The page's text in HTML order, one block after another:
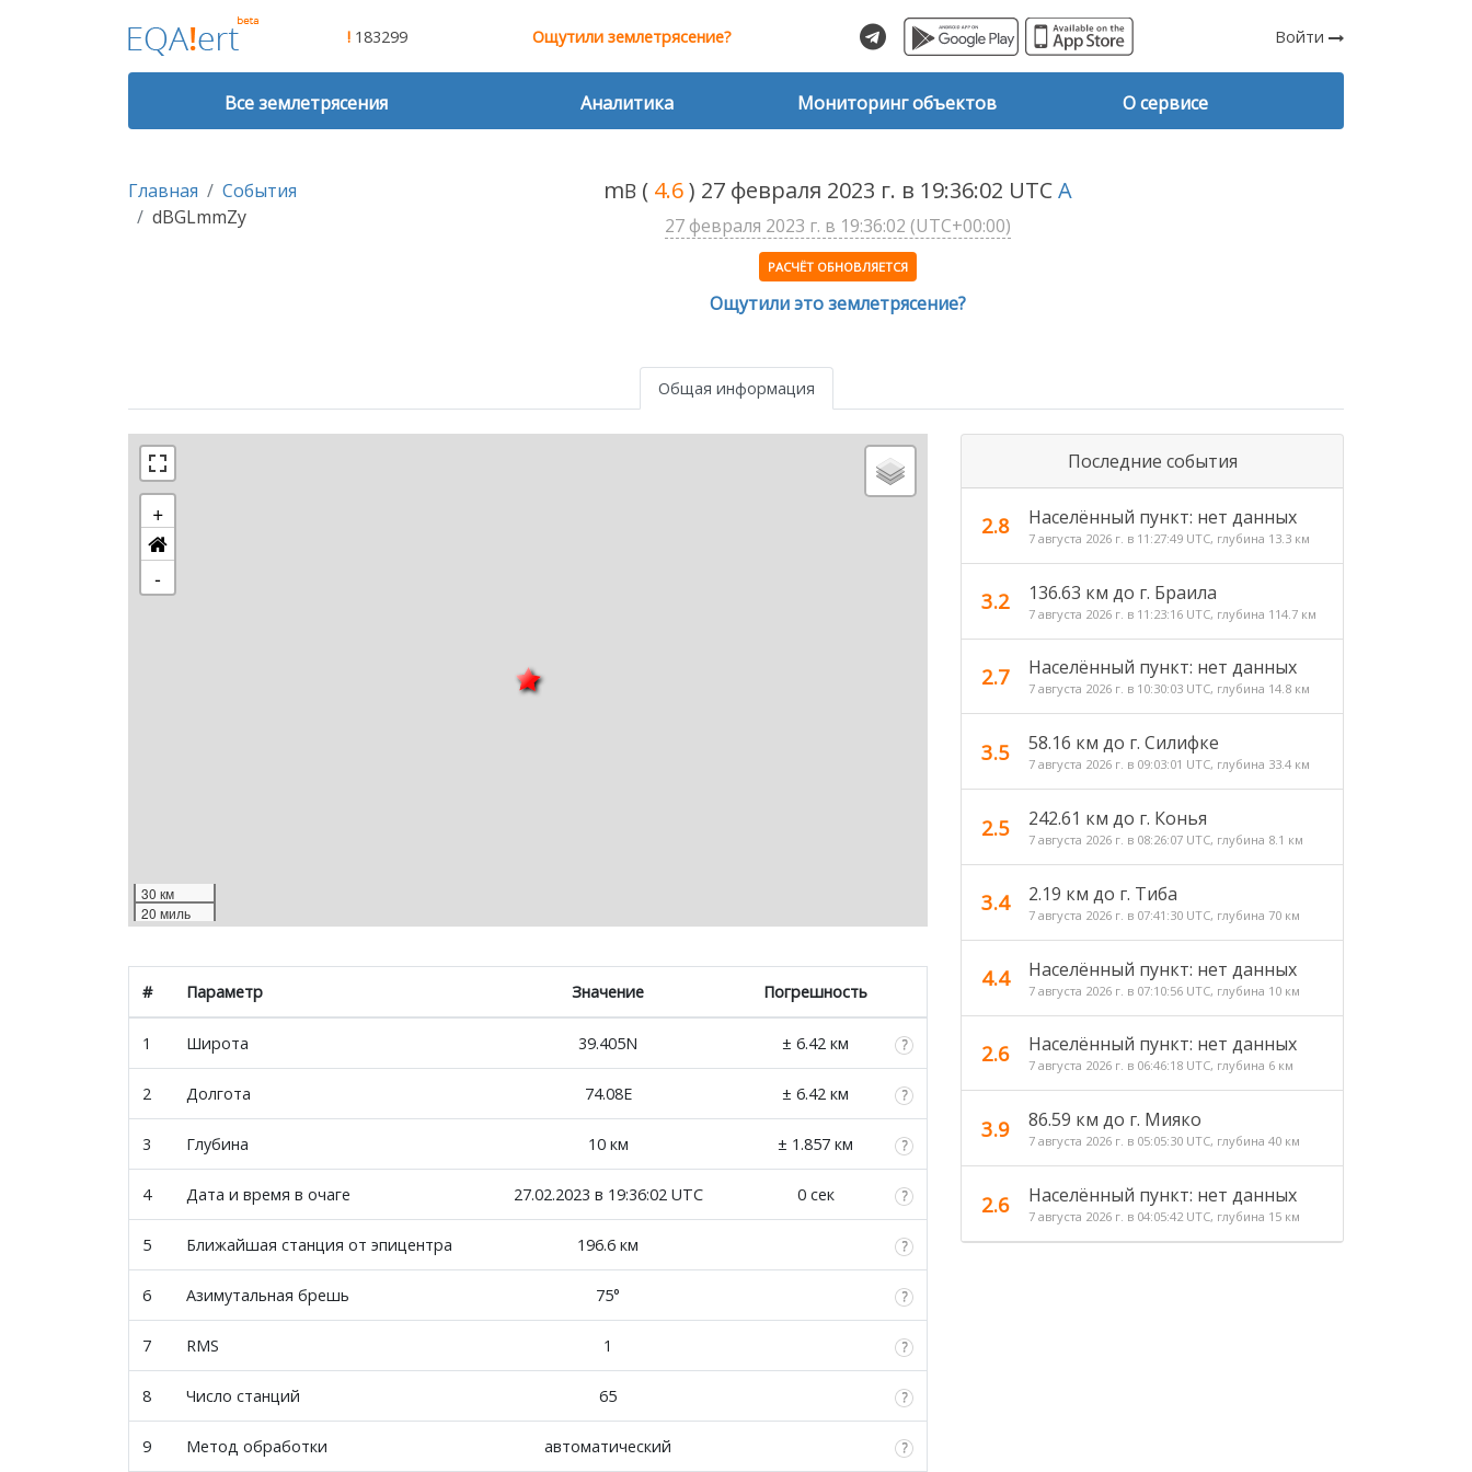
! 183299 Ощутили землетрясение? Войти
Все землетрясения Аналитика Мониторинг объектов О сервисе
Главная
События
dBGLmmZy
mB ( 4.6) 27 февраля 2023 г. в 19:36:02 UTCA
27 февраля 2023 г. в 19:36:02 (UTC+00:00)
РАСЧЁТ ОБНОВЛЯЕТСЯ
Ощутили это землетрясение?
Общая информация
+
-
30 км
20 миль
# Параметр Значение Погрешность
1 Широта 39.405N ± 6.42 км
2 Долгота 74.08E ± 6.42 км
3 Глубина 10 км ± 1.857 км
4 Дата и время в очаге 27.02.2023 в 19:36:02 UTC 0 сек
5 Ближайшая станция от эпицентра 196.6 км
6 Азимутальная брешь 75°
7 RMS 1
8 Число станций 65
9 Метод обработки автоматический
Последние события
2.8 Населённый пункт: нет данных
7 августа 2026 г. в 11:27:49 UTC, глубина 13.3 км
3.2 136.63 км до г. Браила
7 августа 2026 г. в 11:23:16 UTC, глубина 114.7 км
2.7 Населённый пункт: нет данных
7 августа 2026 г. в 10:30:03 UTC, глубина 14.8 км
3.5 58.16 км до г. Силифке
7 августа 2026 г. в 09:03:01 UTC, глубина 33.4 км
2.5 242.61 км до г. Конья
7 августа 2026 г. в 08:26:07 UTC, глубина 8.1 км
3.4 2.19 км до г. Тиба
7 августа 2026 г. в 07:41:30 UTC, глубина 70 км
4.4 Населённый пункт: нет данных
7 августа 2026 г. в 07:10:56 UTC, глубина 10 км
2.6 Населённый пункт: нет данных
7 августа 2026 г. в 06:46:18 UTC, глубина 6 км
3.9 86.59 км до г. Мияко
7 августа 2026 г. в 05:05:30 UTC, глубина 40 км
2.6 Населённый пункт: нет данных
7 августа 2026 г. в 04:05:42 UTC, глубина 15 км